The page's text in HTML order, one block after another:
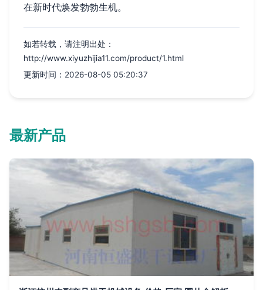
在新时代焕发勃勃生机。
如若转载，请注明出处：
http://www.xiyuzhijia11.com/product/1.html
更新时间：2026-08-05 05:20:37
最新产品